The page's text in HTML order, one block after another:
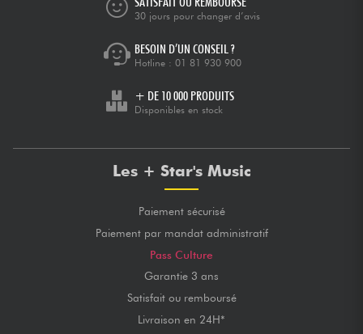
30 jours pour changer d’avis
BESOIN D’UN CONSEIL ?
Hotline : 01 81 930 900
+ DE 10 000 PRODUITS
Disponibles en stock
Les + Star's Music
Paiement sécurisé
Paiement par mandat administratif
Pass Culture
Garantie 3 ans
Satisfait ou remboursé
Livraison en 24H*